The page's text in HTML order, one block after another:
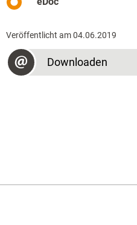
Veröffentlicht am 04.06.2019
Downloaden